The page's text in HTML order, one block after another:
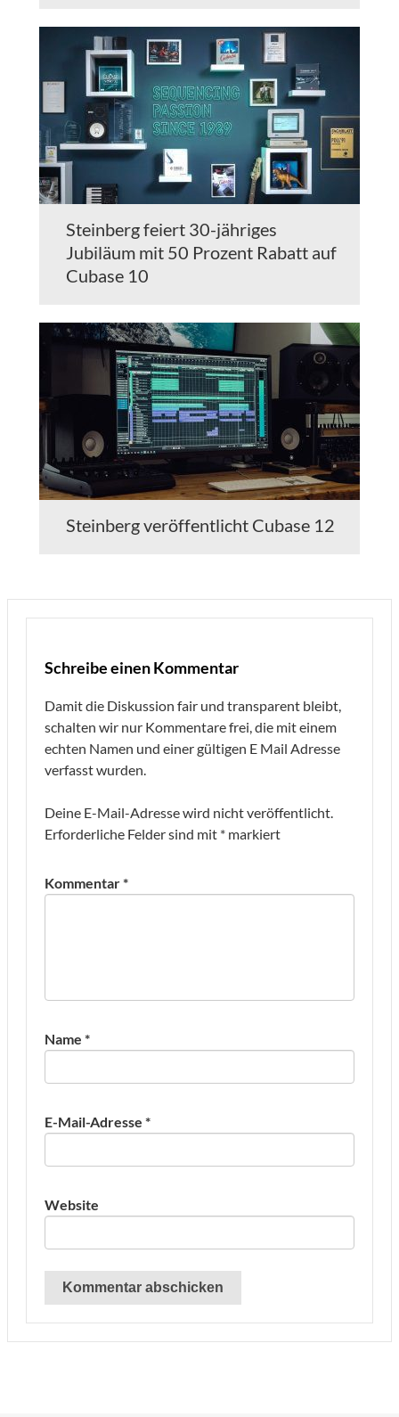
Steinberg feiert 30-jähriges
Jubiläum mit 50 Prozent Rabatt auf
Cubase 10
Steinberg veröffentlicht Cubase 12
Schreibe einen Kommentar
Damit die Diskussion fair und transparent bleibt,
schalten wir nur Kommentare frei, die mit einem
echten Namen und einer gültigen E Mail Adresse
verfasst wurden.
Deine E-Mail-Adresse wird nicht veröffentlicht.
Erforderliche Felder sind mit * markiert
Kommentar*
Name *
E-Mail-Adresse *
Website